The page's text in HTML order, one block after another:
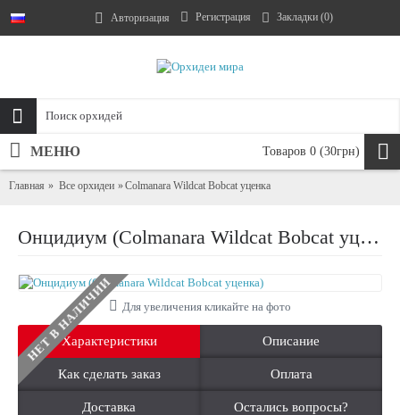
Авторизация Регистрация Закладки (0)
Товаров 0 (30грн)
МЕНЮ
Главная Все орхидеи Colmanara Wildcat Bobcat уценка
Онцидиум (Colmanara Wildcat Bobcat уценка)
НЕТ В НАЛИЧИИ Для увеличения кликайте на фото
Характеристики Описание
Как сделать заказ Оплата
Доставка Остались вопросы?